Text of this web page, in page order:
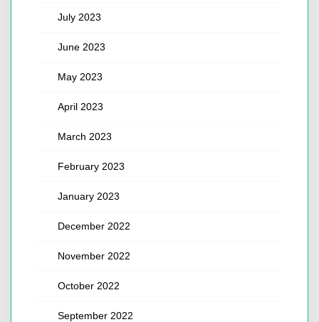
July 2023
June 2023
May 2023
April 2023
March 2023
February 2023
January 2023
December 2022
November 2022
October 2022
September 2022